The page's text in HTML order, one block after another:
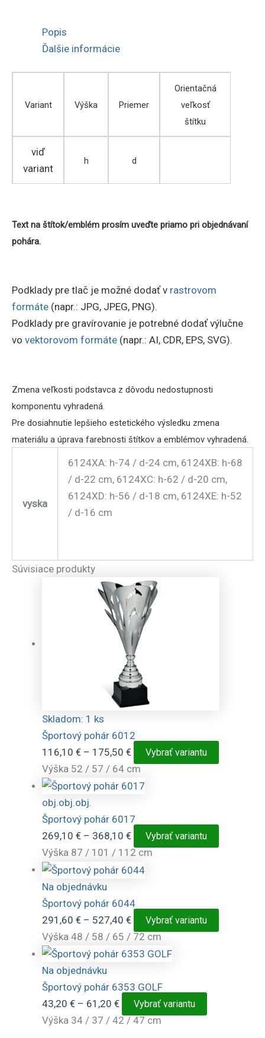
Popis
Ďalšie informácie
Variant Výška Priemer
Orientačná
veľkosť
štítku
viď
variant
h d
Text na štítok/emblém prosím uveďte priamo pri objednávaní
pohára.
Podklady pre tlač je možné dodať v rastrovom
formáte (napr.: JPG, JPEG, PNG).
Podklady pre gravírovanie je potrebné dodať výlučne
vo vektorovom formáte (napr.: AI, CDR, EPS, SVG).
Zmena veľkosti podstavca z dôvodu nedostupnosti
komponentu vyhradená.
Pre dosiahnutie lepšieho estetického výsledku zmena
materiálu a úprava farebnosti štítkov a emblémov vyhradená.
vyska
6124XA: h-74 / d-24 cm, 6124XB: h-68
/ d-22 cm, 6124XC: h-62 / d-20 cm,
6124XD: h-56 / d-18 cm, 6124XE: h-52
/ d-16 cm
Súvisiace produkty
Skladom: 1 ks
Športový pohár 6012
116,10 € – 175,50 €Price
range:
116,10 €
175,50 €
Vybrať variantu
produkt
si
produktu.
Výška 52 / 57 / 64 cm
obj.obj.obj.
Športový pohár 6017
269,10 € – 368,10 €Price
range:
269,10 €
368,10 €
Vybrať variantu
si
Výška 87 / 101 / 112 cm
Na objednávku
Športový pohár 6044
291,60 € – 527,40 €Price
range:
291,60 €
527,40 €
Vybrať variantu
produkt
Výška 48 / 58 / 65 / 72 cm
Na objednávku
Športový pohár 6353 GOLF
43,20 € – 61,20 €Price
range:
Vybrať variantu
Výška 34 / 37 / 42 / 47 cm